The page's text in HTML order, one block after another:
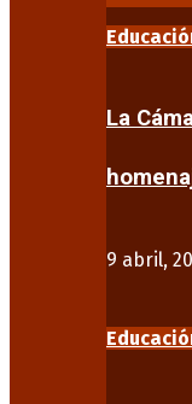
La
9 abril,